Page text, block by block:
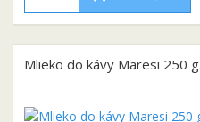
Mlieko do kávy Maresi 250 g